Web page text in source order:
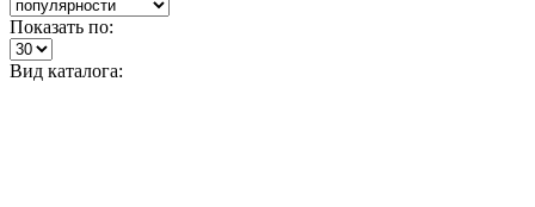
Показать по:
Вид каталога: